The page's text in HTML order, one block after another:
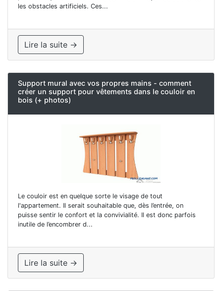
les obstacles artificiels. Ces...
Lire la suite →
Support mural avec vos propres mains - comment
créer un support pour vêtements dans le couloir en
bois (+ photos)
Le couloir est en quelque sorte le visage de tout
l'appartement. Il serait souhaitable que, dès l’entrée, on
puisse sentir le confort et la convivialité. Il est donc parfois
inutile de l’encombrer d...
Lire la suite →